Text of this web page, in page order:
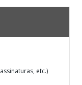
etc.)